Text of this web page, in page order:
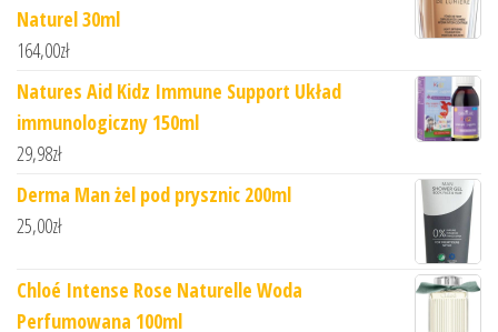
Naturel 30ml
164,00zł
Natures Aid Kidz Immune Support Układ
immunologiczny 150ml
29,98zł
Derma Man żel pod prysznic 200ml
25,00zł
Chloé Intense Rose Naturelle Woda
Perfumowana 100ml